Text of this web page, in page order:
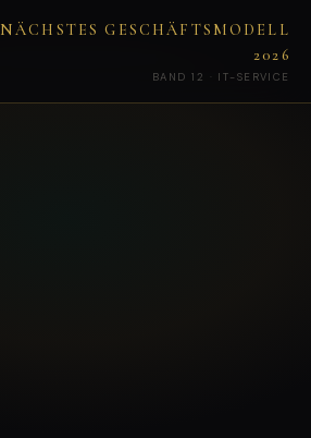
NÄCHSTES GESCHÄFTSMODELL
2026
BAND 12 · IT-SERVICE